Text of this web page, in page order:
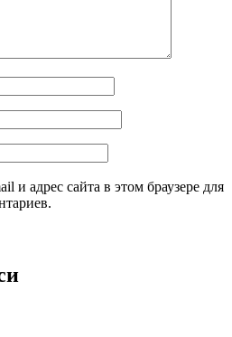
и адрес сайта в этом браузере для